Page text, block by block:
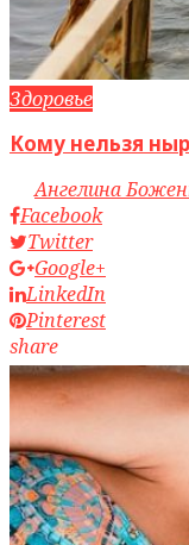
Здоровье
Кому нельзя
byАнгелина
Facebook
Twitter
Google+
LinkedIn
Pinterest
share